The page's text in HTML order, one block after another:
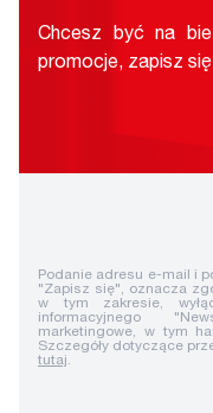
Chcesz być na
promocje, zapisz
Podanie adresu e-mail i
"Zapisz się", oznacza
w tym zakresie,
informacyjnego
marketingowe, w tym
Szczegóły dotyczące
tutaj.